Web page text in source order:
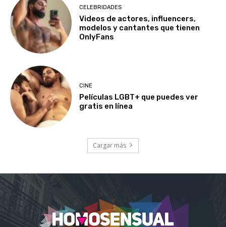
CELEBRIDADES
Videos de actores, influencers,
modelos y cantantes que tienen
OnlyFans
CINE
Películas LGBT+ que puedes ver
gratis en línea
Cargar más